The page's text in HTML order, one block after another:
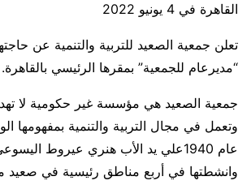
القاهرة في 4 يونيو 2022
تعلن جمعية الصعيد للتربية والتنمية عن
“مديرعام للجمعية” بمقرها الرئيسي بالقاهرة.
جمعية الصعيد هي مؤسسة غير حكومية لا
وتعمل في مجال التربية والتنمية بمفهومها
عام 1940علي يد الأب هنري عيروط
وانشطتها في أربع مناطق رئيسية في صعيد